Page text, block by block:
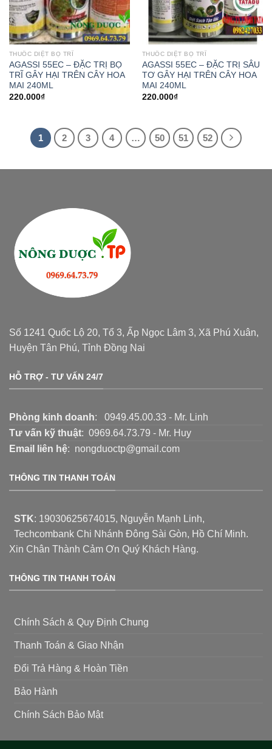
THUỐC DIỆT BỌ TRĨ
AGASSI 55EC – ĐẶC TRỊ BỌ
TRĨ GÂY HẠI TRÊN CÂY HOA
MAI 240ML
220.000₫
THUỐC DIỆT BỌ TRĨ
AGASSI 55EC – ĐẶC TRỊ SÂU
TƠ GÂY HẠI TRÊN CÂY HOA
MAI 240ML
220.000₫
1 2 3 4 … 50 51 52
Số 1241 Quốc Lộ 20, Tổ 3, Ấp Ngọc Lâm 3, Xã Phú Xuân,
Huyện Tân Phú, Tỉnh Đồng Nai
HỖ TRỢ - TƯ VẤN 24/7
Phòng kinh doanh: 0949.45.00.33 - Mr. Linh
Tư vấn kỹ thuật: 0969.64.73.79 - Mr. Huy
Email liên hệ: nongduoctp@gmail.com
THÔNG TIN THANH TOÁN
STK: 19030625674015, Nguyễn Mạnh Linh,
Techcombank Chi Nhánh Đông Sài Gòn, Hồ Chí Minh.
Xin Chân Thành Cảm Ơn Quý Khách Hàng.
THÔNG TIN THANH TOÁN
Chính Sách & Quy Định Chung
Thanh Toán & Giao Nhận
Đổi Trả Hàng & Hoàn Tiền
Bảo Hành
Chính Sách Bảo Mật